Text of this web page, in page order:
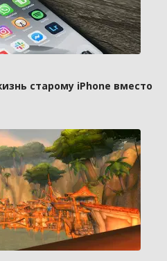
старому iPhone вместо